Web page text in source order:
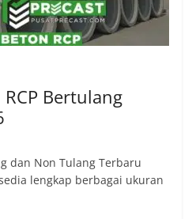
Bertulang
dan Non Tulang Terbaru
lengkap berbagai ukuran